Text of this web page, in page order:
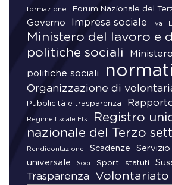
formazione Forum Nazionale del
Governo Impresa sociale Iva
Ministero del lavoro e
politiche sociali
politiche sociali
Organizzazione di
Pubblicità e trasparenza
Regime fiscale Ets
Registro
nazionale del Terzo
Rendicontazione Scadenze
Servizio
universale
Soci Sport statuti
Trasparenza Volontariato